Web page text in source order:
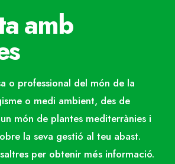
amb
o professional del món de la
o medi ambient, des de
món de plantes mediterrànies i
la seva gestió al teu abast.
per obtenir més informació.